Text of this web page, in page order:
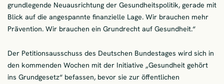
grundlegende Neuausrichtung der Gesundheitspolitik, gerade mit
Blick auf die angespannte finanzielle Lage. Wir brauchen mehr
Prävention. Wir brauchen ein Grundrecht auf Gesundheit.“
Der Petitionsausschuss des Deutschen Bundestages wird sich in
den kommenden Wochen mit der Initiative „Gesundheit gehört
ins Grundgesetz“ befassen, bevor sie zur öffentlichen